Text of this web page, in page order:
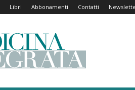
Libri Abbonamenti Contatti